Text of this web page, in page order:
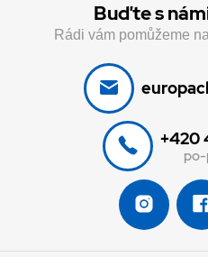
Buďte s
Rádi vám pomůžeme
+420
po-